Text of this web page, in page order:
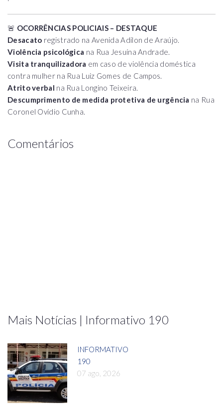
🚨 OCORRÊNCIAS POLICIAIS – DESTAQUE
Desacato registrado na Avenida Adilon de Araújo.
Violência psicológica na Rua Jesuína Andrade.
Visita tranquilizadora em caso de violência doméstica
contra mulher na Rua Luiz Gomes de Campos.
Atrito verbal na Rua Longino Teixeira.
Descumprimento de medida protetiva de urgência na Rua
Coronel Ovídio Cunha.
Comentários
Mais Notícias | Informativo 190
INFORMATIVO
190
07 ago, 2026